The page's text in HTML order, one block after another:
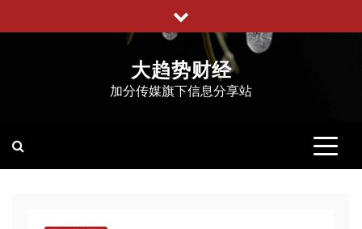
至
大趋势财经
加分传媒旗下信息分享站